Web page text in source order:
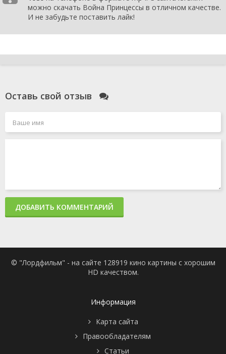
можно скачать Война Принцессы в отличном качестве.
И не забудьте поставить лайк!
Оставь свой отзыв
ДОБАВИТЬ КОММЕНТАРИЙ
© "Лордфильм" - на сайте 128919 кино картины с хорошим
HD качеством.
Информация
Карта сайта
Правообладателям
Статьи